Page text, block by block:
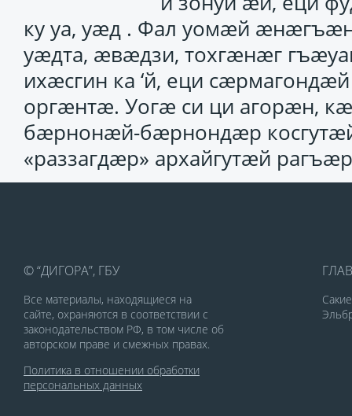
ку уа, уӕд . Фал уомӕй
уӕдта, ӕвӕдзи, тохгӕнӕг
ихӕсгин ка ‘й, еци
оргӕнтӕ. Уогӕ си ци агорӕн,
бӕрнонӕй-бӕрнондӕр
«раззагдӕр» архайгутӕй
© “ДИГОРА”, ГБУ
Все материалы, находящиеся на
сайте, охраняются в соответствии с
законодательством РФ, в том числе об
авторском праве и смежных правах.
Политика в отношении обработки
персональных данных